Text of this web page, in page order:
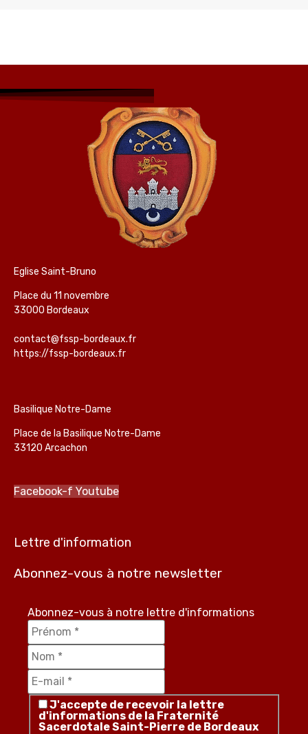
Eglise Saint-Bruno
Place du 11 novembre
33000 Bordeaux
contact@fssp-bordeaux.fr
https://fssp-bordeaux.fr
Basilique Notre-Dame
Place de la Basilique Notre-Dame
33120 Arcachon
Facebook-f Youtube
Lettre d'information
Abonnez-vous à notre newsletter
Abonnez-vous à notre lettre d'informations
J'accepte de recevoir la lettre
d'informations de la Fraternité
Sacerdotale Saint-Pierre de Bordeaux